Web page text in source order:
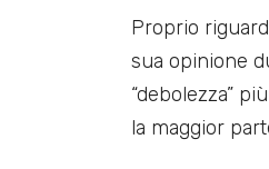
Proprio
sua opinione
“debolezza”
la maggior